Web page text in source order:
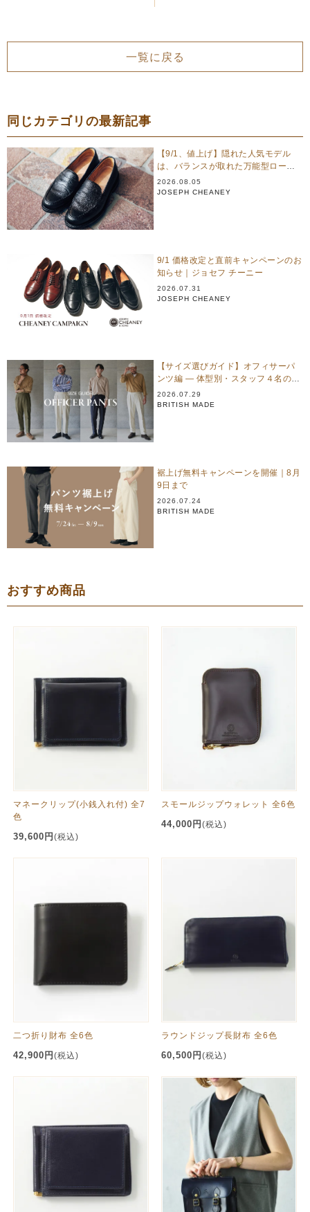
一覧に戻る
同じカテゴリの最新記事
【9/1、値上げ】隠れた人気モデル
は、バランスが取れた万能型ローフ
ァー｜ジョセフ チーニー
2026.08.05
JOSEPH CHEANEY
9/1 価格改定と直前キャンペーンのお
知らせ｜ジョセフ チーニー
2026.07.31
JOSEPH CHEANEY
【サイズ選びガイド】オフィサーパ
ンツ編 — 体型別・スタッフ４名のリ
アル試着
2026.07.29
BRITISH MADE
裾上げ無料キャンペーンを開催｜8月
9日まで
2026.07.24
BRITISH MADE
おすすめ商品
マネークリップ(小銭入れ付) 全7
色
39,600円 (税込)
スモールジップウォレット 全6色
44,000円 (税込)
二つ折り財布 全6色
42,900円 (税込)
ラウンドジップ長財布 全6色
60,500円 (税込)